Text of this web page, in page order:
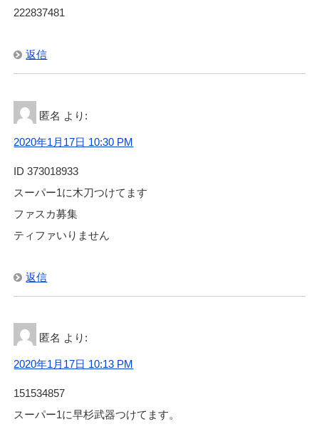
222837481
返信
匿名 より:
2020年1月17日 10:30 PM
ID 373018933
スーパー1に木刀つけてます
ファスカ募集
ティファいりません
返信
匿名 より:
2020年1月17日 10:13 PM
151534857
スーパー1に早杉武器つけてます。